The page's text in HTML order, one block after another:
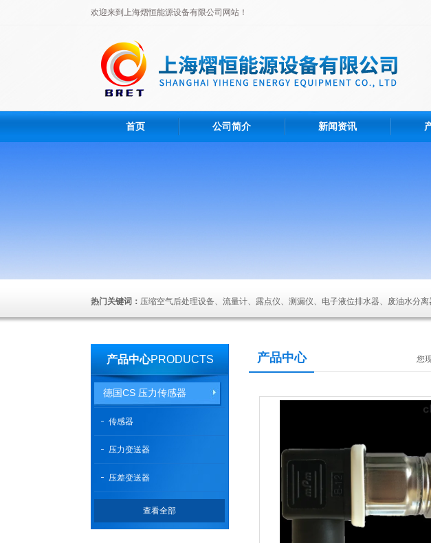
欢迎来到上海熠恒能源设备有限公司网站！
首页 公司简介 新闻资讯
热门关键词： 压缩空气后处理设备、流量计、露点仪、测漏仪、电子液位排水器、废油水分
产品中心PRODUCTS
德国CS 压力传感器
传感器
压力变送器
压差变送器
查看全部
产品中心 您